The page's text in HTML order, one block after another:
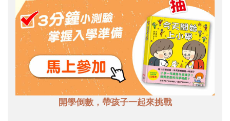
開學倒數，帶孩子一起來挑戰